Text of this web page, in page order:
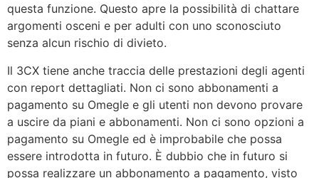
questa funzione. Questo apre la possibilità di chattare
argomenti osceni e per adulti con uno sconosciuto
senza alcun rischio di divieto.
Il 3CX tiene anche traccia delle prestazioni degli agenti
con report dettagliati. Non ci sono abbonamenti a
pagamento su Omegle e gli utenti non devono provare
a uscire da piani e abbonamenti. Non ci sono opzioni a
pagamento su Omegle ed è improbabile che possa
essere introdotta in futuro. È dubbio che in futuro si
possa realizzare un abbonamento a pagamento, visto